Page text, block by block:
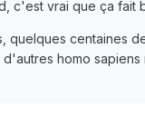
c'est vrai que ça fait
quelques centaines
d'autres homo